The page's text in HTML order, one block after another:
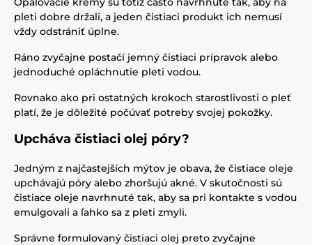
pleti dobre držali, a jeden čistiaci produkt ich nemusí
vždy odstrániť úplne.
Ráno zvyčajne postačí jemný čistiaci prípravok alebo
jednoduché opláchnutie pleti vodou.
Rovnako ako pri ostatných krokoch starostlivosti o pleť
platí, že je dôležité počúvať potreby svojej pokožky.
Upcháva čistiaci olej póry?
Jedným z najčastejších mýtov je obava, že čistiace oleje
upchávajú póry alebo zhoršujú akné. V skutočnosti sú
čistiace oleje navrhnuté tak, aby sa pri kontakte s vodou
emulgovali a ľahko sa z pleti zmyli.
Správne formulovaný čistiaci olej preto zvyčajne